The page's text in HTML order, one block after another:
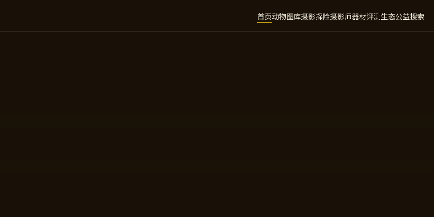
首页动物图库摄影探险摄影师器材评测生态公益搜索